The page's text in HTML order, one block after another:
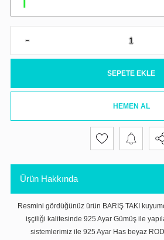
SEPETE EKLE
HEMEN AL
Ürün Hakkında
Resmini gördüğünüz ürün BARIŞ TAKI
işçiliği kalitesinde 925 Ayar Gümüş ile
sistemlerimiz ile 925 Ayar Has beyaz